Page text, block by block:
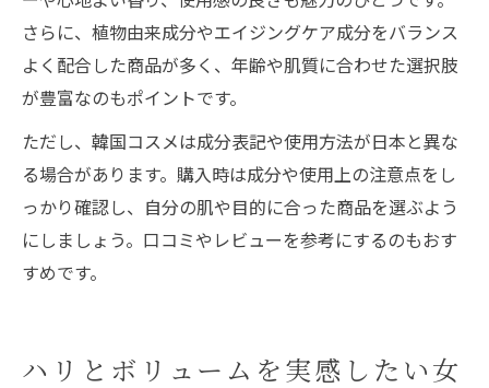
さらに、植物由来成分やエイジングケア成分をバランス
よく配合した商品が多く、年齢や肌質に合わせた選択肢
が豊富なのもポイントです。
ただし、韓国コスメは成分表記や使用方法が日本と異な
る場合があります。購入時は成分や使用上の注意点をし
っかり確認し、自分の肌や目的に合った商品を選ぶよう
にしましょう。口コミやレビューを参考にするのもおす
すめです。
ハリとボリュームを実感したい女